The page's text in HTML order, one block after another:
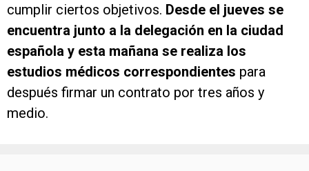
cumplir ciertos objetivos. Desde el jueves se
encuentra junto a la delegación en la ciudad
española y esta mañana se realiza los
estudios médicos correspondientes para
después firmar un contrato por tres años y
medio.